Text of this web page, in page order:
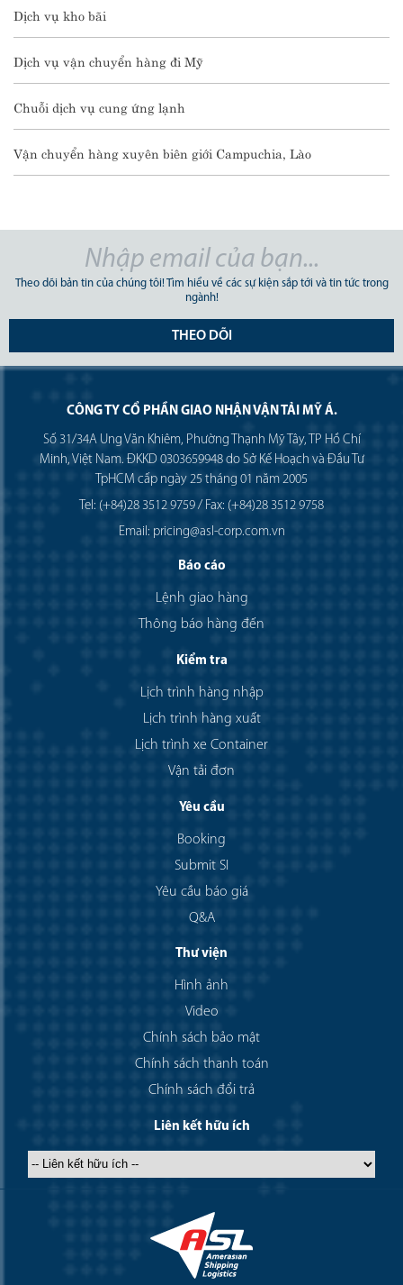
Dịch vụ kho bãi
Dịch vụ vận chuyển hàng đi Mỹ
Chuỗi dịch vụ cung ứng lạnh
Vận chuyển hàng xuyên biên giới Campuchia, Lào
Theo dõi bản tin của chúng tôi! Tìm hiểu về các sự kiện sắp tới và tin tức trong
ngành!
THEO DÕI
CÔNG TY CỔ PHẦN GIAO NHẬN VẬN TẢI MỸ Á.
Số 31/34A Ung Văn Khiêm, Phường Thạnh Mỹ Tây, TP Hồ Chí
Minh, Việt Nam. ĐKKD 0303659948 do Sở Kế Hoạch và Đầu Tư
TpHCM cấp ngày 25 tháng 01 năm 2005
Tel: (+84)28 3512 9759 / Fax: (+84)28 3512 9758
Email: pricing@asl-corp.com.vn
Báo cáo
Lệnh giao hàng
Thông báo hàng đến
Kiểm tra
Lịch trình hàng nhập
Lịch trình hàng xuất
Lịch trình xe Container
Vận tải đơn
Yêu cầu
Booking
Submit SI
Yêu cầu báo giá
Q&A
Thư viện
Hình ảnh
Video
Chính sách bảo mật
Chính sách thanh toán
Chính sách đổi trả
Liên kết hữu ích